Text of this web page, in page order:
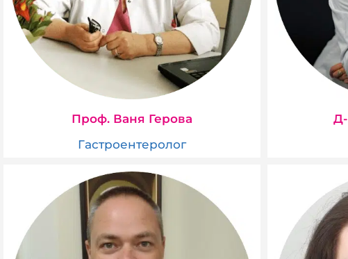
Проф. Ваня Герова
Гастроентеролог​